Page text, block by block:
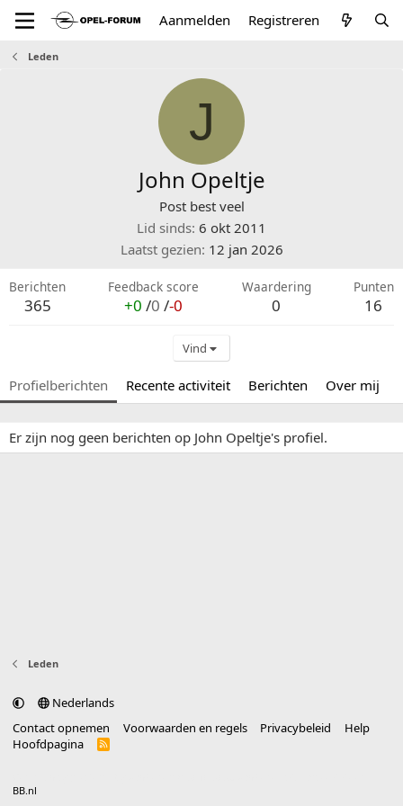
Aanmelden Registreren
Leden
J
John Opeltje
Post best veel
Lid sinds 6 okt 2011
Laatst gezien 12 jan 2026
Berichten
365
Feedback score
+0 /0 /-0
Waardering
0
Punten
16
Vind
Profielberichten Recente activiteit Berichten Over mij
Er zijn nog geen berichten op John Opeltje's profiel.
Leden
Nederlands
Contact opnemen
Voorwaarden en regels Privacybeleid
Help
Hoofdpagina
R
BB.nl